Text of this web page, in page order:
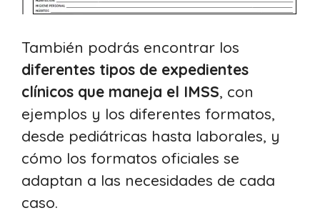
También podrás encontrar los
diferentes tipos de expedientes
clínicos que maneja el IMSS, con
ejemplos y los diferentes formatos,
desde pediátricas hasta laborales, y
cómo los formatos oficiales se
adaptan a las necesidades de cada
caso.